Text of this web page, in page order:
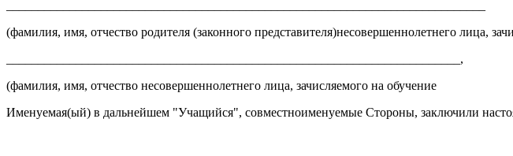
(фамилия, имя, отчество родителя (законного представителя)несовершеннолетнего лица,
________________________________________________________________________,
(фамилия, имя, отчество несовершеннолетнего лица, зачисляемого на обучение
Именуемая(ый) в дальнейшем "Учащийся", совместноименуемые Стороны, заключили